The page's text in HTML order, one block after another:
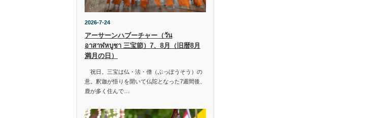
2026-7-24
アーサーンハブーチャー（วัน
อาสาฬหบูชา 三宝節）7、8月（旧暦8月
満月の日）
祝日。三宝は仏・法・僧（ぶっぽうそう）の
意。釈迦が悟りを開いて仏陀となった7週間後、
鹿が多く住んで…